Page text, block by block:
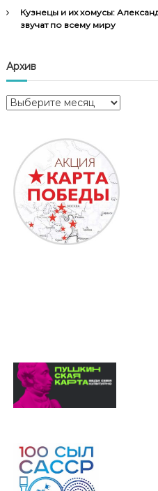
Кузнецы и их хомусы:
звучат по всему миру
Архив
А